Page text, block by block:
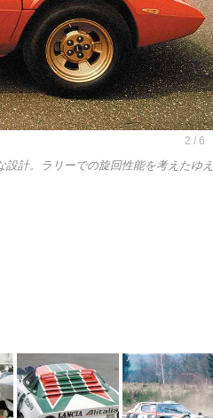
計。ラリーでの旋回性能を考えたゆえ